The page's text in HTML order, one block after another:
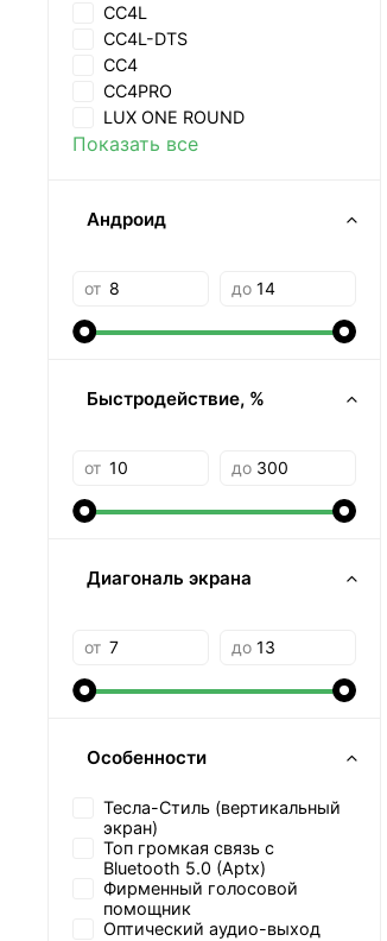
CC4L
CC4L-DTS
CC4
CC4PRO
LUX ONE ROUND
Показать все
Андроид
от до
Быстродействие, %
от до
Диагональ экрана
от до
Особенности
Тесла-Стиль (вертикальный
экран)
Топ громкая связь с
Bluetooth 5.0 (Aptx)
Фирменный голосовой
помощник
Оптический аудио-выход